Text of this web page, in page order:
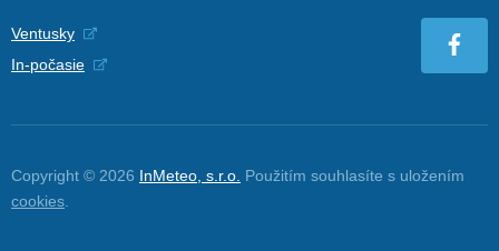
Ventusky
In-počasie
Copyright © 2026 InMeteo, s.r.o. Použitím souhlasíte s uložením
cookies